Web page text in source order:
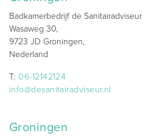
Badkamerbedrijf de Sanitairadviseur
Wasaweg 30,
9723 JD Groningen,
Nederland
T:06-12142124
info@desanitairadviseur.nl
Groningen